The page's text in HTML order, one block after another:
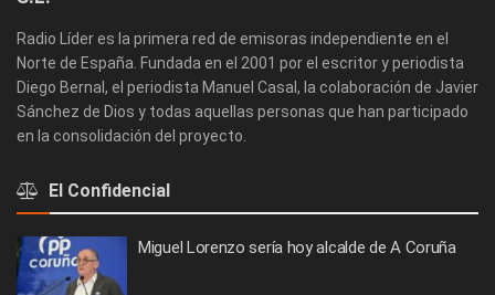
Radio Líder es la primera red de emisoras independiente en el
Norte de España. Fundada en el 2001 por el escritor y periodista
Diego Bernal, el periodista Manuel Casal, la colaboración de Javier
Sánchez de Dios y todas aquellas personas que han participado
en la consolidación del proyecto.
El Confidencial
Miguel Lorenzo sería hoy alcalde de A Coruña